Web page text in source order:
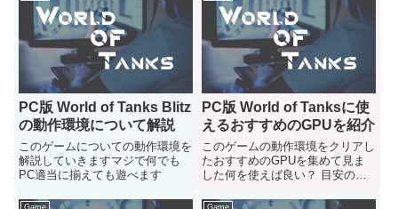
PC版 World of Tanks Blitz
の動作環境について解説
このゲームについての動作環境を
解説していきますマジで何でも
PC適当に揃えても遊べます
PC版 World of Tanksに使
えるおすすめのGPUを紹介
このゲームの動作環境をクリアし
たおすすめのGPUを集めて見ま
した何を使えば良い？ 目安の機
考にどうぞ
Game Game